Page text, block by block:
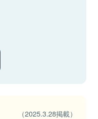
（2025.3.28掲載）